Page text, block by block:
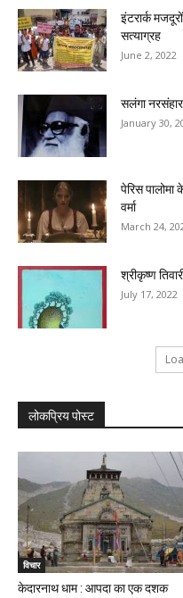
इंटरार्क
सत्याग्रह
June 2, 2022
सलंगा नरसंहार
January 30,
पेरिस पालोमा
वर्मा
March 24,
श्रीकृष्ण
July 17, 2022
लोकप्रिय पोस्ट
विचार
केदारनाथ धाम : आपदा का एक दशक